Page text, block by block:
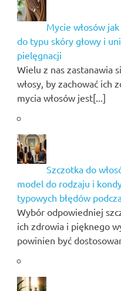
Mycie włosów
do typu skóry głowy i
pielęgnacji
Wielu z nas zastanawia
włosy, by zachować ich
mycia włosów jest[...]
Szczotka do
model do rodzaju i
typowych błędów
Wybór odpowiedniej
ich zdrowia i pięknego
powinien być